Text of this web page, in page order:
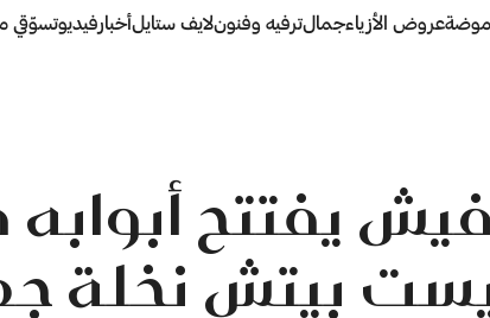
موضةعروض الأزياءجمالترفيه وفنونلايف ستايلأخبارفيديوتسوّقي
يفتتح
بيتش نخلة